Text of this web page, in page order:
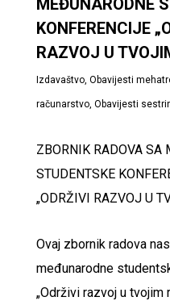
MEĐUNARODNE
KONFERENCIJE
RAZVOJ U
Izdavaštvo, Obavijesti
računarstvo, Obavijesti
ZBORNIK RADOVA SA
STUDENTSKE
„ODRŽIVI RAZVOJ U
Ovaj zbornik radova
međunarodne
„Održivi razvoj u tvojim